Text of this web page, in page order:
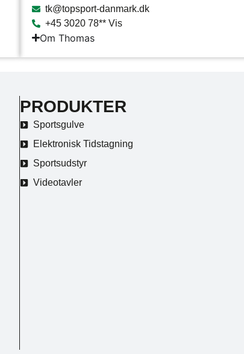
tk@topsport-danmark.dk
+45 3020 78** Vis
Om Thomas
PRODUKTER
Sportsgulve
Elektronisk Tidstagning
Sportsudstyr
Videotavler